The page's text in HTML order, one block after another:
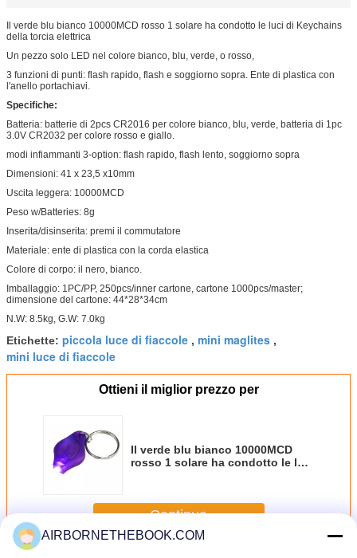
Il verde blu bianco 10000MCD rosso 1 solare ha condotto le luci di Keychains
della torcia elettrica
Un pezzo solo LED nel colore bianco, blu, verde, o rosso,
3 funzioni di punti: flash rapido, flash e soggiorno sopra. Ente di plastica con
l'anello portachiavi.
Specifiche:
Batteria: batterie di 2pcs CR2016 per colore bianco, blu, verde, batteria di 1pc
3.0V CR2032 per colore rosso e giallo.
modi infiammanti 3-option: flash rapido, flash lento, soggiorno sopra
Dimensioni: 41 x 23,5 x10mm
Uscita leggera: 10000MCD
Peso w/Batteries: 8g
Inserita/disinserita: premi il commutatore
Materiale: ente di plastica con la corda elastica
Colore di corpo: il nero, bianco.
Imballaggio: 1PC/PP, 250pcs/inner cartone, cartone 1000pcs/master;
dimensione del cartone: 44*28*34cm
N.W: 8.5kg, G.W: 7.0kg
Etichette: piccola luce di fiaccole , mini maglites ,
mini luce di fiaccole
Ottieni il miglior prezzo per
Il verde blu bianco 10000MCD
rosso 1 solare ha condotto le luci
Continua
AIRBORNETHEBOOK.COM